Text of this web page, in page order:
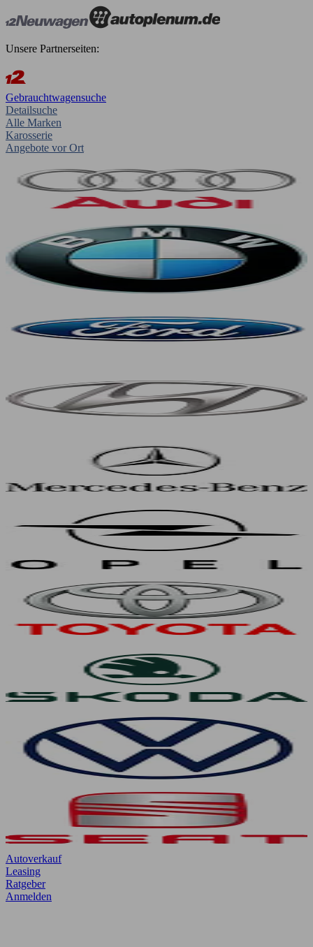
Unsere Partnerseiten:
Gebrauchtwagensuche
Detailsuche
Alle Marken
Karosserie
Angebote vor Ort
Autoverkauf
Leasing
Ratgeber
Anmelden